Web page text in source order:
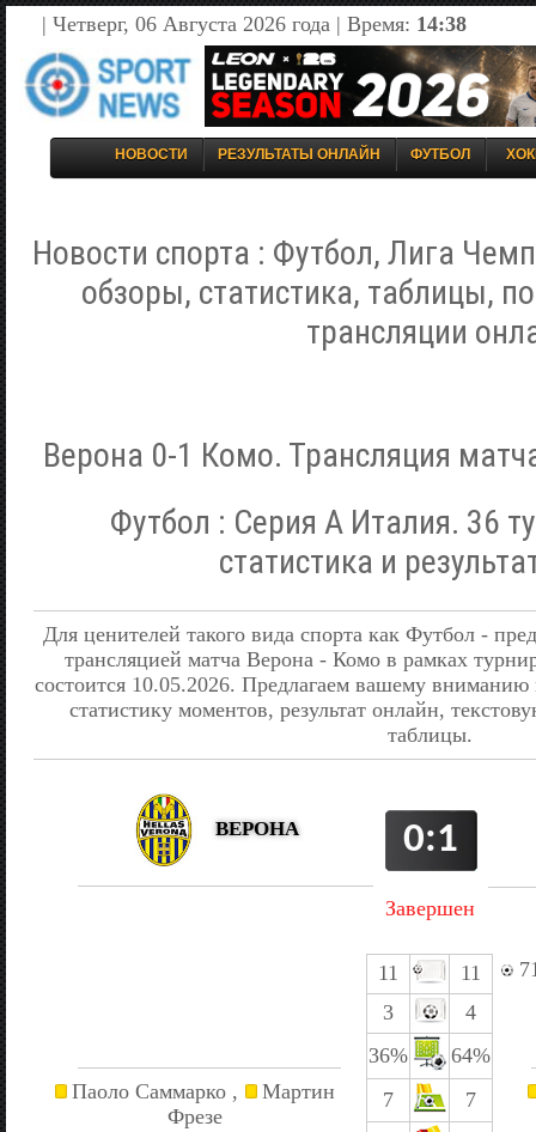
| Четверг, 06 Августа 2026 года | Время: 14:38
НОВОСТИ РЕЗУЛЬТАТЫ ОНЛАЙН ФУТБОЛ
Новости спорта : Футбол, Лига
обзоры, статистика, таблицы,
трансляции
Верона 0-1 Комо. Трансляция
Футбол : Серия А Италия. 36
статистика и
Для ценителей такого вида спорта как Футбол -
трансляцией матча Верона - Комо в рамках
состоится 10.05.2026. Предлагаем вашему
статистику моментов, результат онлайн,
таблицы.
ВЕРОНА 0:1
Завершен
Паоло Саммарко ,
Мартин
Фрезе
11
11
3
4
36%
64%
7
7